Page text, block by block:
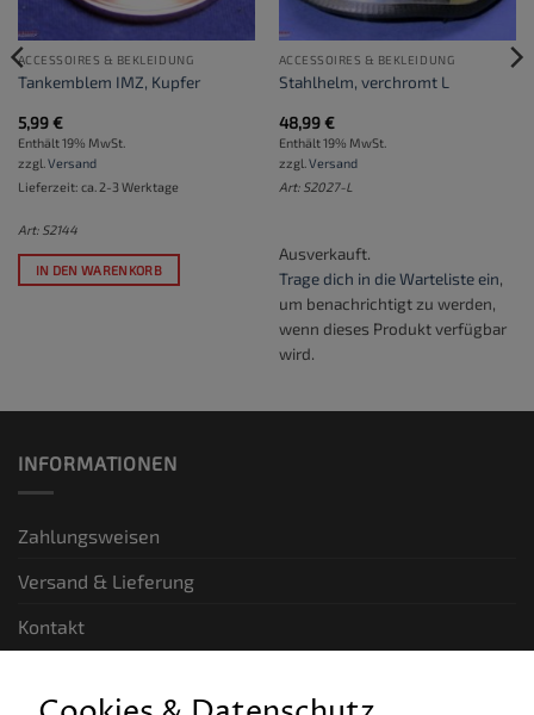
ACCESSOIRES & BEKLEIDUNG
Tankemblem IMZ, Kupfer
5,99€
Enthält 19% MwSt.
zzgl. Versand
Lieferzeit: ca. 2-3 Werktage
Art: S2144
IN DEN WARENKORB
ACCESSOIRES & BEKLEIDUNG
Stahlhelm, verchromt L
48,99€
Enthält 19% MwSt.
zzgl. Versand
Art: S2027-L
Ausverkauft.
Trage dich in die Warteliste ein,
um benachrichtigt zu werden,
wenn dieses Produkt verfügbar
wird.
INFORMATIONEN
Zahlungsweisen
Versand & Lieferung
Kontakt